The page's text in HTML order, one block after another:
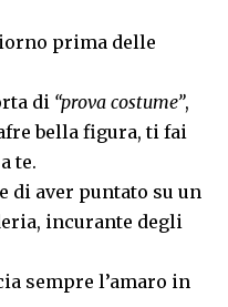
prima delle
di “prova costume”,
bella figura, ti fai
te.
di aver puntato su un
incurante degli
sempre l’amaro in